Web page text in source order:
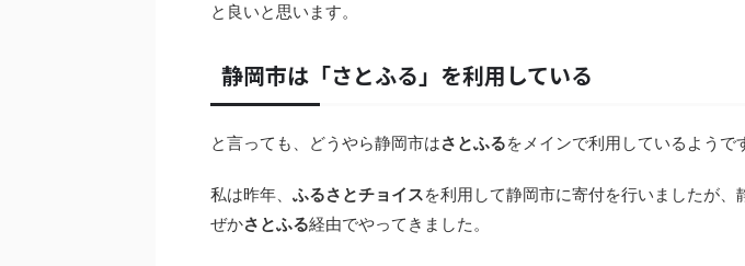
と良いと思います。
静岡市は「さとふる」を利用している
と言っても、どうやら静岡市はさとふるをメインで利用しているようで
私は昨年、 ふるさとチョイスを利用して静岡市に寄付を行いましたが、
ぜかさとふる経由でやってきました。